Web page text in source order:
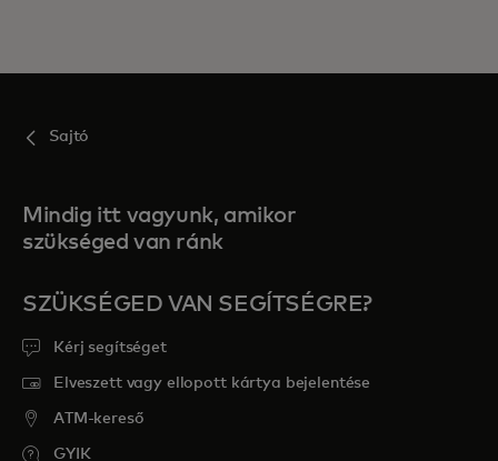
Sajtó
Mindig itt vagyunk, amikor
szükséged van ránk
SZÜKSÉGED VAN SEGÍTSÉGRE?
Kérj segítséget
Elveszett vagy ellopott kártya bejelentése
ATM-kereső
GYIK